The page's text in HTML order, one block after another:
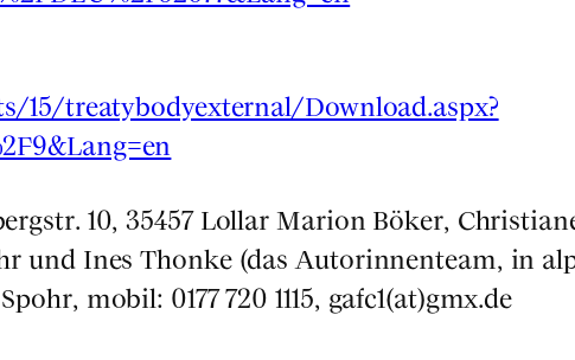
15/treatybodyexternal/Download.aspx?
10, 35457 Lol­lar Mari­on Böker,
und Ines Thon­ke (das Autorin­nen­team, in
mobil: 0177 720 1115, gafc1(at)gmx.de